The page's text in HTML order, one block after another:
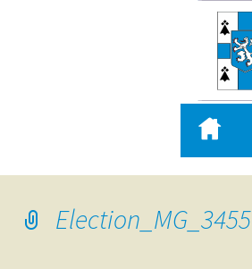
contenu
principal
Election_MG_3455